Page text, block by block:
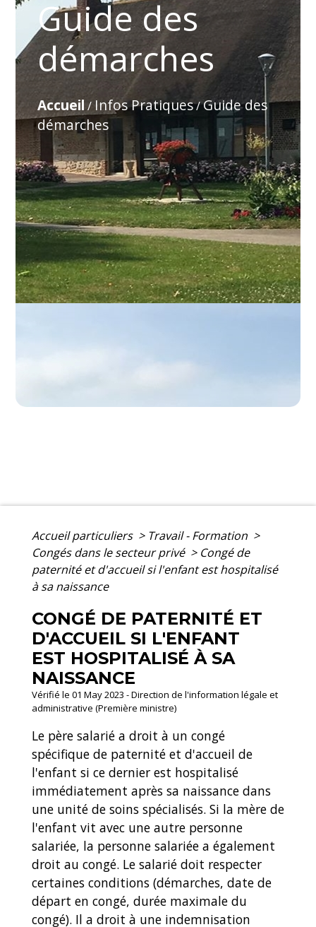
Guide des
démarches
Accueil / Infos Pratiques/Guide des
démarches
Accueil particuliers > Travail - Formation >
Congés dans le secteur privé > Congé de
paternité et d'accueil si l'enfant est hospitalisé
à sa naissance
CONGÉ DE PATERNITÉ ET
D'ACCUEIL SI L'ENFANT
EST HOSPITALISÉ À SA
NAISSANCE
Vérifié le 01 May 2023 - Direction de l'information légale et
administrative (Première ministre)
Le père salarié a droit à un congé
spécifique de paternité et d'accueil de
l'enfant si ce dernier est hospitalisé
immédiatement après sa naissance dans
une unité de soins spécialisés. Si la mère de
l'enfant vit avec une autre personne
salariée, la personne salariée a également
droit au congé. Le salarié doit respecter
certaines conditions (démarches, date de
départ en congé, durée maximale du
congé). Il a droit à une indemnisation